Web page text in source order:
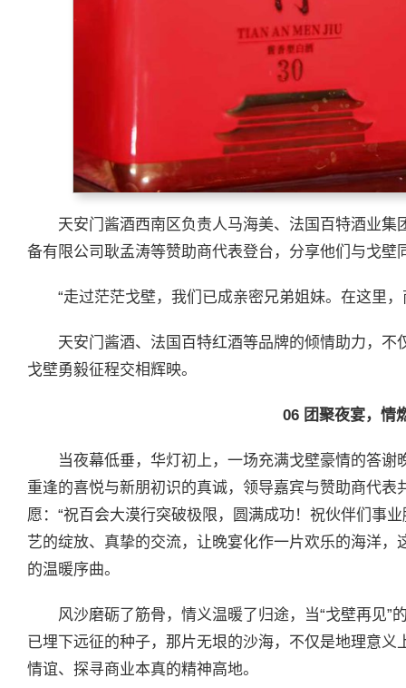
天安门酱酒西南区负责人马海美、法国百特酒业
备有限公司耿孟涛等赞助商代表登台，分享他们与戈壁
“走过茫茫戈壁，我们已成亲密兄弟姐妹。在这里
天安门酱酒、法国百特红酒等品牌的倾情助力，
戈壁勇毅征程交相辉映。
06 团聚夜宴，情
当夜幕低垂，华灯初上，一场充满戈壁豪情的答
重逢的喜悦与新朋初识的真诚，领导嘉宾与赞助商代
愿：“祝百会大漠行突破极限，圆满成功！祝伙伴们事
艺的绽放、真挚的交流，让晚宴化作一片欢乐的海洋
的温暖序曲。
风沙磨砺了筋骨，情义温暖了归途，当“戈壁再见”
已埋下远征的种子，那片无垠的沙海，不仅是地理意
情谊、探寻商业本真的精神高地。